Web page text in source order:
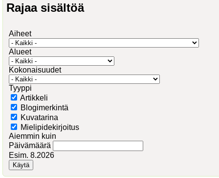
Rajaa sisältöä
Aiheet
Alueet
Kokonaisuudet
Tyyppi
Artikkeli
Blogimerkintä
Kuvatarina
Mielipidekirjoitus
Aiemmin kuin
Päivämäärä
Esim. 8.2026